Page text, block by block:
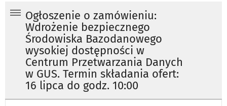
Ogłoszenie o zamówieniu:
Wdrożenie bezpiecznego
Środowiska Bazodanowego
wysokiej dostępności w
Centrum Przetwarzania Danych
w GUS. Termin składania ofert:
16 lipca do godz. 10:00